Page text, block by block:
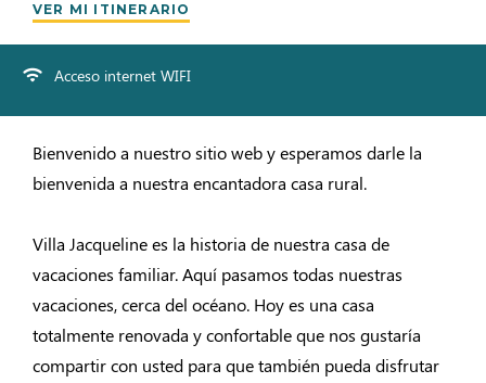
VER MI ITINERARIO
Acceso internet WIFI
Bienvenido a nuestro sitio web y esperamos darle la
bienvenida a nuestra encantadora casa rural.
Villa Jacqueline es la historia de nuestra casa de
vacaciones familiar. Aquí pasamos todas nuestras
vacaciones, cerca del océano. Hoy es una casa
totalmente renovada y confortable que nos gustaría
compartir con usted para que también pueda disfrutar